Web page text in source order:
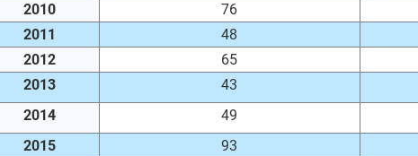
2010
76
2011
48
2012
65
2013 43
2014 49
2015 93